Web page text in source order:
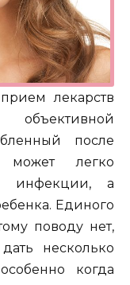
лекарств
после
легко
инфекции, а
Единого
поводу нет,
несколько
когда